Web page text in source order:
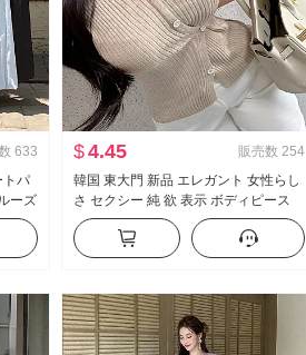
633
トパ
ーズ
ンパ
$4.45 販売数 254
韓国 東大門 新品 エレガント 女性らし
さ セクシー 純 欲 表示 ボディピース
側 系 バックル 半袖 ニット Tシャツ ト
ップス